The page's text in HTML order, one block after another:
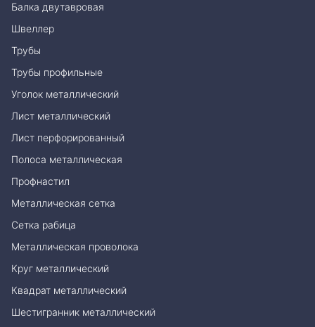
Балка двутавровая
Швеллер
Трубы
Трубы профильные
Уголок металлический
Лист металлический
Лист перфорированный
Полоса металлическая
Профнастил
Металлическая сетка
Сетка рабица
Металлическая проволока
Круг металлический
Квадрат металлический
Шестигранник металлический